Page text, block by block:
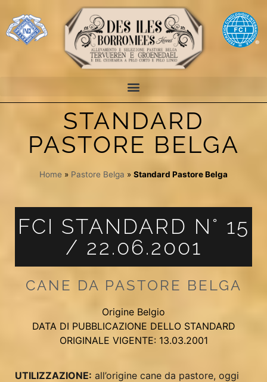
STANDARD
PASTORE BELGA
Home » Pastore Belga » Standard Pastore Belga
FCI STANDARD N° 15
/ 22.06.2001
CANE DA PASTORE BELGA
Origine Belgio
DATA DI PUBBLICAZIONE DELLO STANDARD
ORIGINALE VIGENTE: 13.03.2001
UTILIZZAZIONE: all’origine cane da pastore, oggi